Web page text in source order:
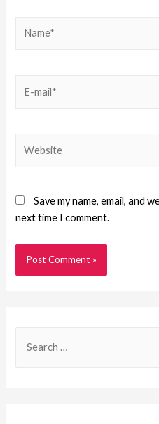
Save my name, email, and
next time I comment.